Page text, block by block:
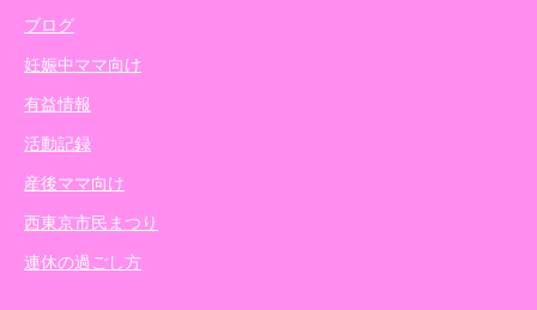
ブログ
妊娠中ママ向け
有益情報
活動記録
産後ママ向け
西東京市民まつり
連休の過ごし方